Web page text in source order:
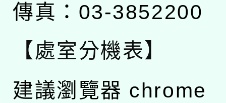
傳真：03-3852200
【處室分機表】
建議瀏覽器 chrome